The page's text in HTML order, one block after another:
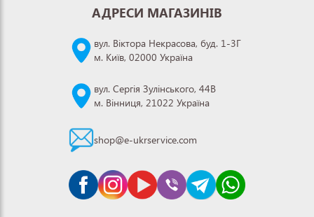
АДРЕСИ МАГАЗИНІВ
вул. Віктора Некрасова, буд. 1-3Г
м. Київ, 02000 Україна
вул. Сергія Зулінського, 44В
м. Вінниця, 21022 Україна
shop@e-ukrservice.com